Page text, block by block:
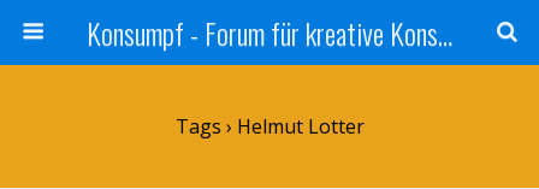
Konsumpf - Forum für kreative Konsumkritik - Culture Jamming, Nachhaltigkeit, Konzernkritik, Adbusting
Tags › Helmut Lotter